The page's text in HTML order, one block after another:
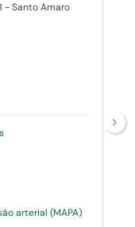
- Santo Amaro
arterial (MAPA)